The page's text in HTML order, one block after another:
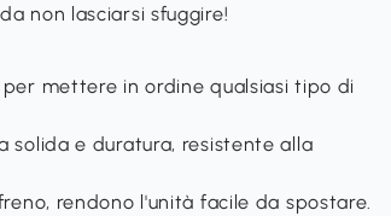
non lasciarsi sfuggire!
mettere in ordine qualsiasi tipo di
solida e duratura, resistente alla
rendono l'unità facile da spostare.